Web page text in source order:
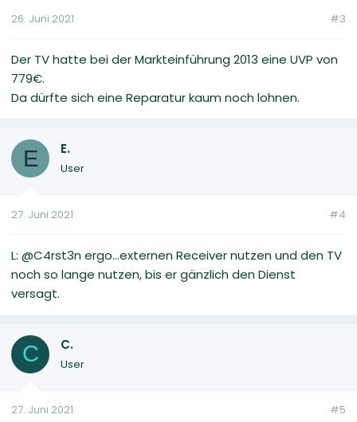
26. Juni 2021 #3
Der TV hatte bei der Markteinführung 2013 eine UVP von
779€.
Da dürfte sich eine Reparatur kaum noch lohnen.
E E.
User
27. Juni 2021 #4
L: @C4rst3n ergo...externen Receiver nutzen und den TV
noch so lange nutzen, bis er gänzlich den Dienst
versagt.
C C.
User
27. Juni 2021 #5